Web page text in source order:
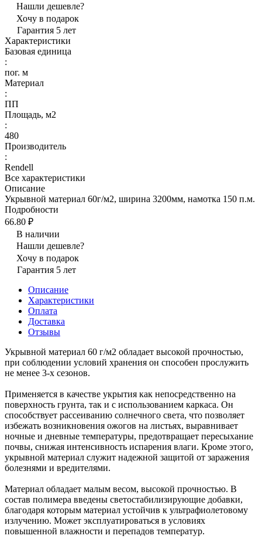
Нашли дешевле?
Хочу в подарок
Гарантия 5 лет
Характеристики
Базовая единица
:
пог. м
Материал
:
ПП
Площадь, м2
:
480
Производитель
:
Rendell
Все характеристики
Описание
Укрывной материал 60г/м2, ширина 3200мм, намотка 150 п.м.
Подробности
66.80 ₽
В наличии
Нашли дешевле?
Хочу в подарок
Гарантия 5 лет
Описание
Характеристики
Оплата
Доставка
Отзывы
Укрывной материал 60 г/м2 обладает высокой прочностью,
при соблюдении условий хранения он способен прослужить
не менее 3-х сезонов.
Применяется в качестве укрытия как непосредственно на
поверхность грунта, так и с использованием каркаса. Он
способствует рассеиванию солнечного света, что позволяет
избежать возникновения ожогов на листьях, выравнивает
ночные и дневные температуры, предотвращает пересыхание
почвы, снижая интенсивность испарения влаги. Кроме этого,
укрывной материал служит надежной защитой от заражения
болезнями и вредителями.
Материал обладает малым весом, высокой прочностью. В
состав полимера введены светостабилизирующие добавки,
благодаря которым материал устойчив к ультрафиолетовому
излучению. Может эксплуатироваться в условиях
повышенной влажности и перепадов температур.